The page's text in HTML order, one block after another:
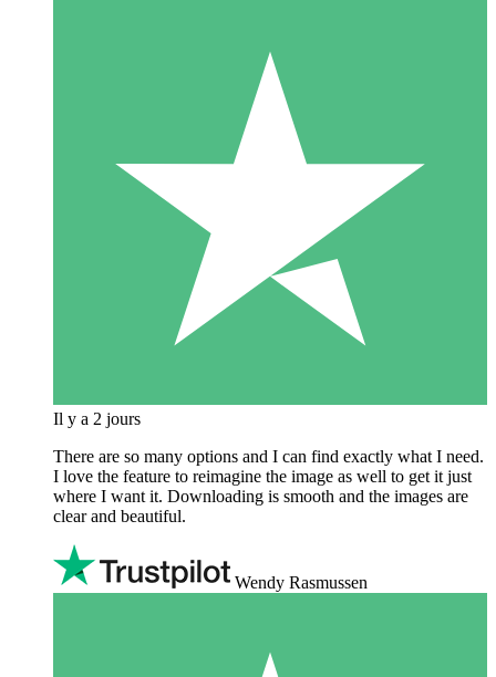
Il y a 2 jours
There are so many options and I can find exactly what I need.
I love the feature to reimagine the image as well to get it just
where I want it. Downloading is smooth and the images are
clear and beautiful.
Wendy Rasmussen